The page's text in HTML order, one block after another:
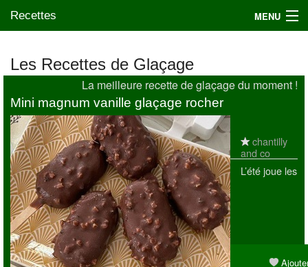
Recettes MENU
Mes blogs préférés
Les Recettes de Glaçage
La meilleure recette de glaçage du moment !
Mini magnum vanille glaçage rocher
chantilly
and co
L’été joue les